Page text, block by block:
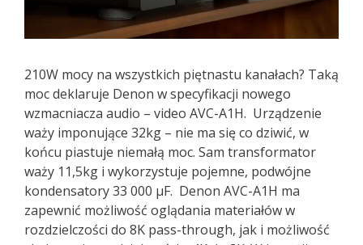
210W mocy na wszystkich piętnastu kanałach? Taką
moc deklaruje Denon w specyfikacji nowego
wzmacniacza audio – video AVC-A1H. Urządzenie
waży imponujące 32kg – nie ma się co dziwić, w
końcu piastuje niemałą moc. Sam transformator
waży 11,5kg i wykorzystuje pojemne, podwójne
kondensatory 33 000 μF. Denon AVC-A1H ma
zapewnić możliwość oglądania materiałów w
rozdzielczości do 8K pass-through, jak i możliwość